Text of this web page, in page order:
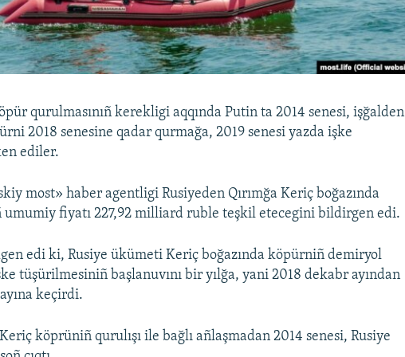
qurulmasınıñ kerekligi aqqında Putin ta 2014 senesi, işğalden
2018 senesine qadar qurmağa, 2019 senesi yazda işke
ediler.
most» haber agentligi Rusiyeden Qırımğa Keriç boğazında
umumiy fiyatı 227,92 milliard ruble teşkil etecegini bildirgen edi.
edi ki, Rusiye ükümeti Keriç boğazında köpürniñ demiryol
tüşürilmesiniñ başlanuvını bir yılğa, yani 2018 dekabr ayından
keçirdi.
köprüniñ qurulışı ile bağlı añlaşmadan 2014 senesi, Rusiye